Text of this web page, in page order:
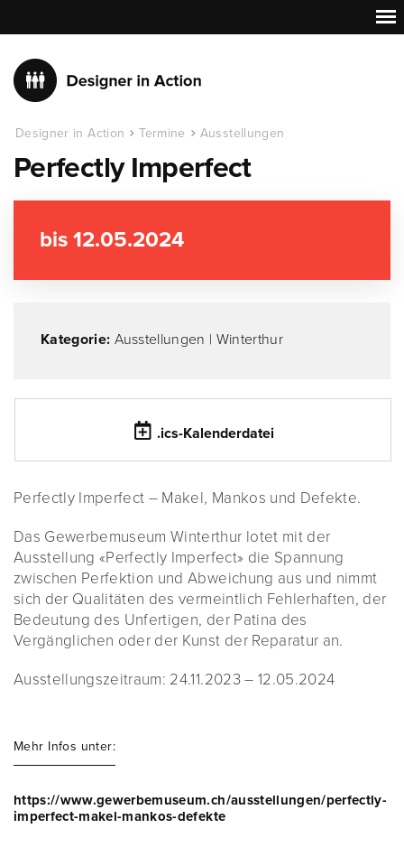
Designer in Action Termine Ausstellungen
Perfectly Imperfect
bis 12.05.2024
Kategorie: Ausstellungen | Winterthur
.ics-Kalenderdatei
Perfectly Imperfect – Makel, Mankos und Defekte.
Das Gewerbemuseum Winterthur lotet mit der
Ausstellung «Perfectly Imperfect» die Spannung
zwischen Perfektion und Abweichung aus und nimmt
sich der Qualitäten des vermeintlich Fehlerhaften, der
Bedeu­tung des Unfertigen, der Patina des
Vergänglichen oder der Kunst der Reparatur an.
Ausstellungszeitraum: 24.11.2023 – 12.05.2024
Mehr Infos unter:
https://www.gewerbemuseum.ch/ausstellungen/perfectly-
imperfect-makel-mankos-defekte